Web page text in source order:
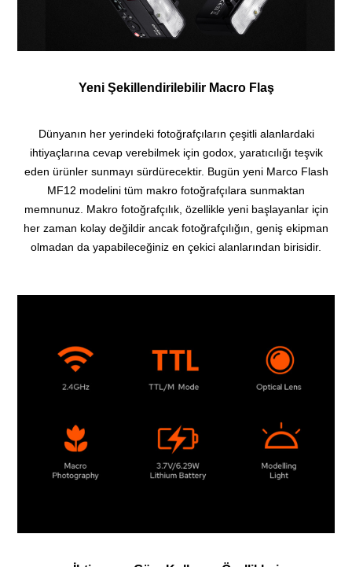
Yeni Şekillendirilebilir Macro Flaş
Dünyanın her yerindeki fotoğrafçıların çeşitli alanlardaki
ihtiyaçlarına cevap verebilmek için godox, yaratıcılığı teşvik
eden ürünler sunmayı sürdürecektir. Bugün yeni Marco Flash
MF12 modelini tüm makro fotoğrafçılara sunmaktan
memnunuz. Makro fotoğrafçılık, özellikle yeni başlayanlar için
her zaman kolay değildir ancak fotoğrafçılığın, geniş ekipman
olmadan da yapabileceğiniz en çekici alanlarından birisidir.